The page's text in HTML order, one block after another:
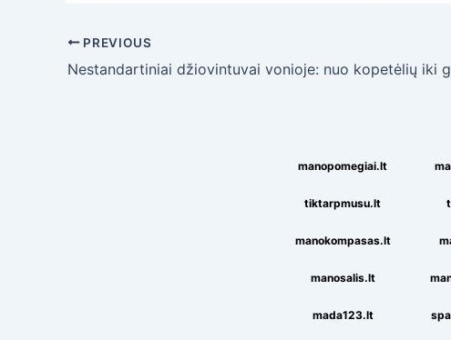
Post
navigation
PREVIOUS
manopomegiai.lt
tiktarpmusu.lt
manokompasas.lt
manosalis.lt
mada123.lt